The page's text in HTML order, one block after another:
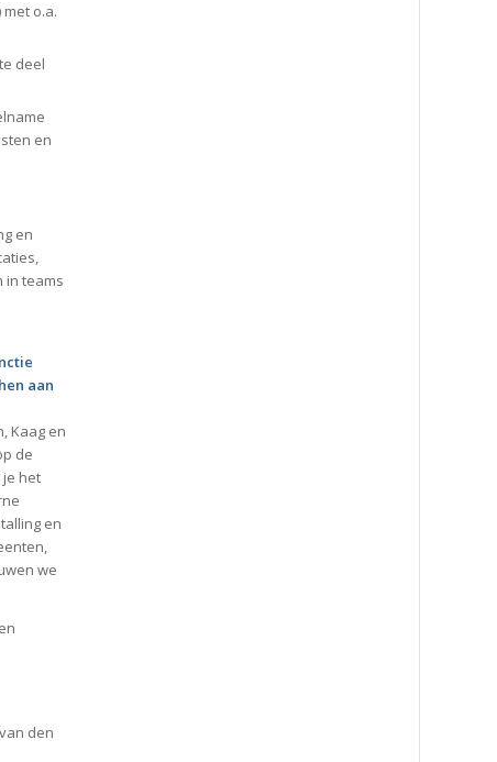
o.a.
deel
en
en
in teams
aan
Kaag en
de
het
en
we
en
den